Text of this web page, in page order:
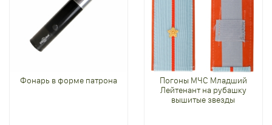
Фонарь в форме патрона
Погоны МЧС Младший
Лейтенант на рубашку
вышитые звезды